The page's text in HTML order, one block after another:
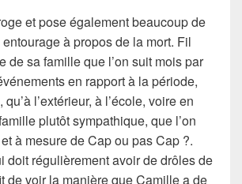
et pose également beaucoup de
à propos de la mort. Fil
de sa famille que l’on suit mois par
en rapport à la période,
l’extérieur, à l’école, voire en
plutôt sympathique, que l’on
à mesure de Cap ou pas Cap ?.
doit régulièrement avoir de drôles de
de voir la manière que Camille a de